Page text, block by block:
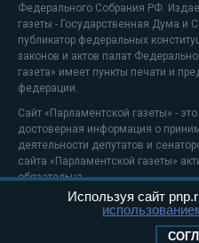
Федерального Собрания РФ.
газеты - Государственная Дума
публикатор федеральных
законов и актов палат
газета» имеет пункты печати и
федерации.
Сайт «Парламентской газеты» -
достоверная информация о
деятельности депутатов и
сайта «Парламентской газеты»
обязательна.
На информационном ресурсе
Положение о защите
Используя сайт